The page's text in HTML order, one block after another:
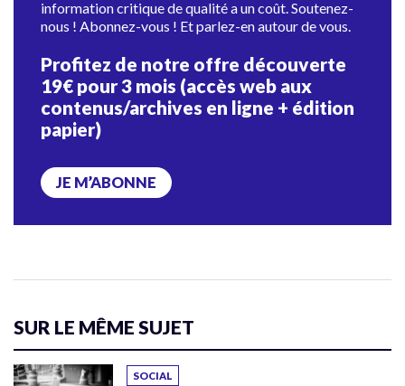
information critique de qualité a un coût. Soutenez-
nous ! Abonnez-vous ! Et parlez-en autour de vous.
Profitez de notre offre découverte
19€ pour 3 mois (accès web aux
contenus/archives en ligne + édition
papier)
JE M’ABONNE
SUR LE MÊME SUJET
SOCIAL